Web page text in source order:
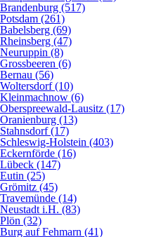
Brandenburg (517)
Potsdam (261)
Babelsberg (69)
Rheinsberg (47)
Neuruppin (8)
Grossbeeren (6)
Bernau (56)
Woltersdorf (10)
Kleinmachnow (6)
Oberspreewald-Lausitz (17)
Oranienburg (13)
Stahnsdorf (17)
Schleswig-Holstein (403)
Eckernförde (16)
Lübeck (147)
Eutin (25)
Grömitz (45)
Travemünde (14)
Neustadt i.H. (83)
Plön (32)
Burg auf Fehmarn (41)